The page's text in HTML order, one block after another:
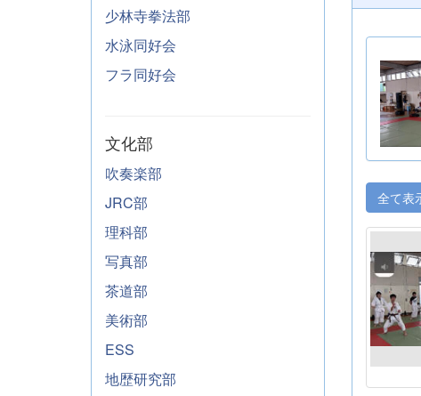
全て表
少林寺拳法部
水泳同好会
フラ同好会
文化部
吹奏楽部
JRC部
理科部
写真部
茶道部
美術部
ESS
地歴研究部